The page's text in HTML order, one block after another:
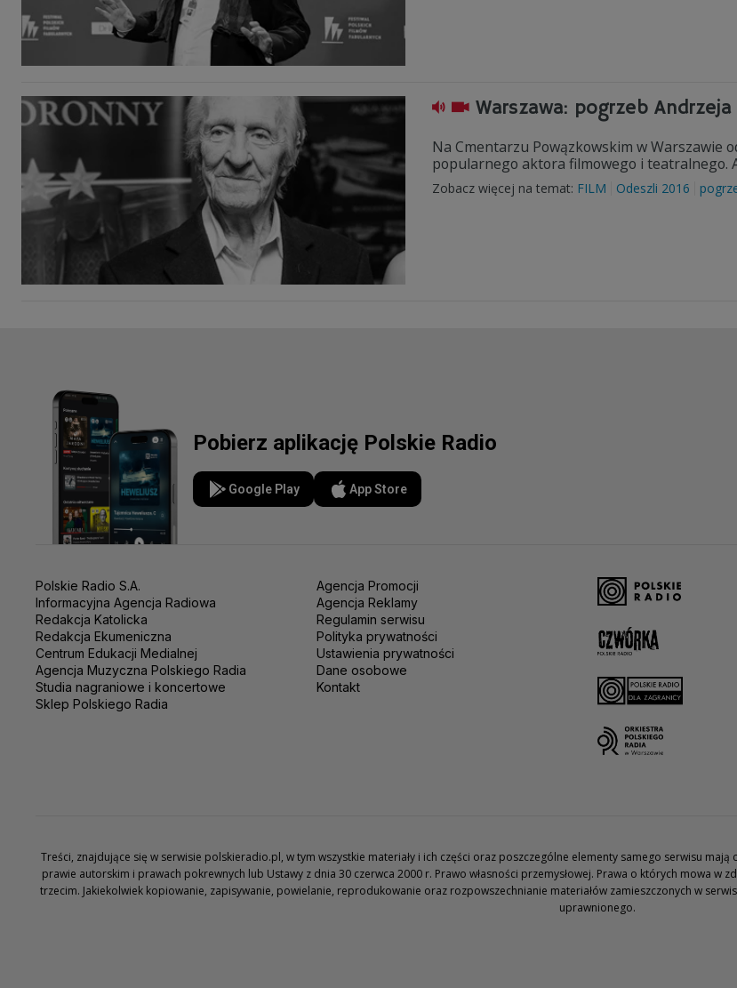
Warszawa: pogrzeb
Na Cmentarzu Powązkowskim w Warszawie
popularnego aktora filmowego i teatralnego.
Zobacz więcej na temat: FILM Odeszli 2016
Pobierz aplikację Polskie Radio
Google Play App Store
Polskie Radio S.A.
Informacyjna Agencja Radiowa
Redakcja Katolicka
Redakcja Ekumeniczna
Centrum Edukacji Medialnej
Agencja Muzyczna Polskiego Radia
Studia nagraniowe i koncertowe
Sklep Polskiego Radia
Agencja Promocji
Agencja Reklamy
Regulamin serwisu
Polityka prywatności
Ustawienia prywatności
Dane osobowe
Kontakt
Treści, znajdujące się w serwisie polskieradio.pl, w tym wszystkie materiały i ich części oraz poszczególne elementy samego serwisu
prawie autorskim i prawach pokrewnych lub Ustawy z dnia 30 czerwca 2000 r. Prawo własności przemysłowej. Prawa o których mowa w
trzecim. Jakiekolwiek kopiowanie, zapisywanie, powielanie, reprodukowanie oraz rozpowszechnianie materiałów zamieszczonych w
uprawnionego.